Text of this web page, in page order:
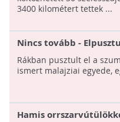
3400 kilométert tettek ...
Nincs tovább -
orrszarvú Malajziában
Rákban pusztult el a
ismert malajziai egyede,
Hamis